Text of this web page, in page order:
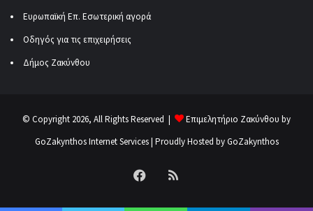
Ευρωπαϊκή Επ. Εσωτερική αγορά
Οδηγός για τις επιχειρήσεις
Δήμος Ζακύνθου
© Copyright 2026, All Rights Reserved |
Επιμελητήριο Ζακύνθου by
GoZakynthos Internet Services| Proudly Hosted byGoZakynthos
Facebook